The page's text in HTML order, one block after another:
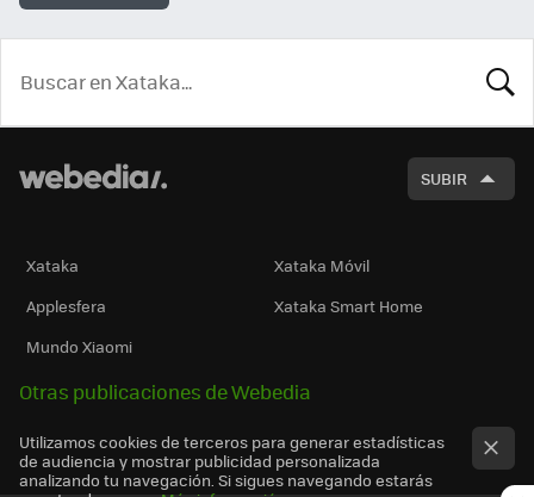
SUBIR
Xataka
Xataka Móvil
Applesfera
Xataka Smart Home
Mundo Xiaomi
Otras publicaciones de Webedia
Utilizamos cookies de terceros para generar estadísticas
de audiencia y mostrar publicidad personalizada
analizando tu navegación. Si sigues navegando estarás